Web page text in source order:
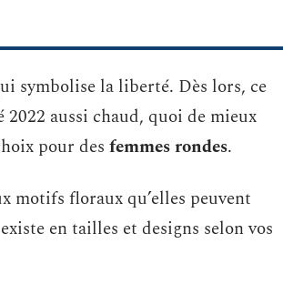
symbolise la liberté. Dès lors, ce
aussi chaud, quoi de mieux
pour des femmes rondes.
motifs floraux qu’elles peuvent
en tailles et designs selon vos